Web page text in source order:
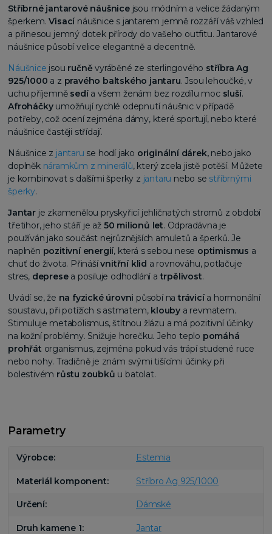
Stříbrné jantarové náušnicejsou módním a velice žádaným
šperkem.Visací náušnice s jantarem jemně rozzáří váš vzhled
a přinesou jemný dotek přírody do vašeho outfitu. Jantarové
náušnice působí velice elegantně a decentně.
Náušnice jsou ručně vyráběné ze sterlingového stříbra Ag
925/1000 a z pravého baltského jantaru. Jsou lehoučké, v
uchu příjemně sedía všem ženám bez rozdílu moc sluší.
Afroháčkyumožňují rychlé odepnutí náušnic v případě
potřeby, což ocení zejména dámy, které sportují, nebo které
náušnice častěji střídají.
Náušnice z jantaru se hodí jako originální dárek,nebo jako
doplněk náramkům z minerálů, který zcela jistě potěší. Můžete
je kombinovat s dalšími šperky z jantaru nebo se stříbrnými
šperky.
Jantarje zkamenělou pryskyřicí jehličnatých stromů z období
třetihor, jeho stáří je až 50 milionů let. Odpradávna je
používán jako součást nejrůznějších amuletů a šperků. Je
naplněn pozitivní energií, která s sebou nese optimismus a
chuť do života. Přinášívnitřní klid a rovnováhu, potlačuje
stres, depresea posiluje odhodlání atrpělivost.
Uvádí se, že na fyzické úrovni působí natrávicía hormonální
soustavu, při potížích s astmatem, kloubya revmatem.
Stimuluje metabolismus, štítnou žlázu a má pozitivní účinky
na kožní problémy. Snižuje horečku. Jeho teplo pomáhá
prohřát organismus, zejména pokud vás trápí studené ruce
nebo nohy. Tradičně je znám svými tišícími účinky při
bolestivém růstu zoubků u batolat.
Parametry
Výrobce Estemia
Materiál komponent Stříbro Ag 925/1000
Určení Dámské
Druh kamene 1 Jantar